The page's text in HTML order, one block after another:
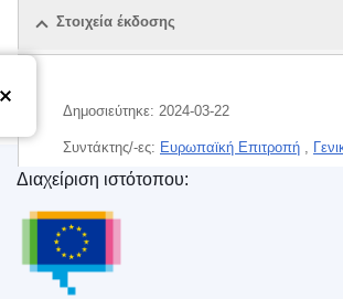
Στοιχεία έκδοσης
Δημοσιεύτηκε: 2024-03-22
Συντάκτης/-ες: Ευρωπαϊκή Επιτροπή
Υγείας και Ασφάλειας των Τροφίμων
IMMC : C(2024)1813
Υπηρεσία Εκδόσεων της
Διαχείριση ιστότοπου: